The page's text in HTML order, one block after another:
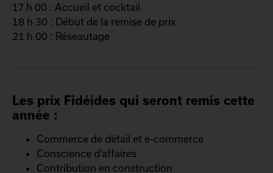
17 h 00 : Accueil et cocktail
18 h 30 : Début de la remise de prix
21 h 00 : Réseautage
Les prix Fidéides qui seront remis cette
année :
Commerce de détail et e-commerce
Conscience d’affaires
Contribution en construction